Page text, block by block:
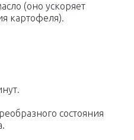
(оно ускоряет
картофеля).
состояния